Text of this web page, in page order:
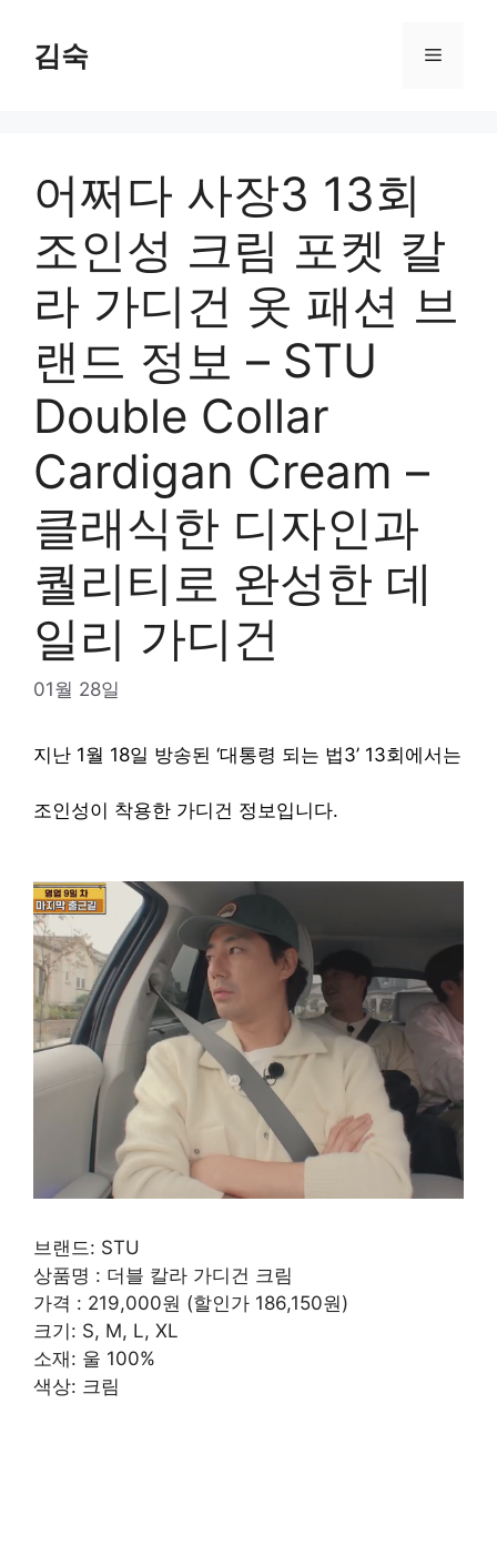
content
김숙 Menu
어쩌다 사장3 13회
조인성 크림 포켓 칼
라 가디건 옷 패션 브
랜드 정보 – STU
Double Collar
Cardigan Cream –
클래식한 디자인과
퀄리티로 완성한 데
일리 가디건
01월 28일
지난 1월 18일 방송된 ‘대통령 되는 법3’ 13회에서는
조인성이 착용한 가디건 정보입니다.
브랜드: STU
상품명 : 더블 칼라 가디건 크림
가격 : 219,000원 ​​(할인가 186,150원)
크기: S, M, L, XL
소재: 울 100%
색상: 크림